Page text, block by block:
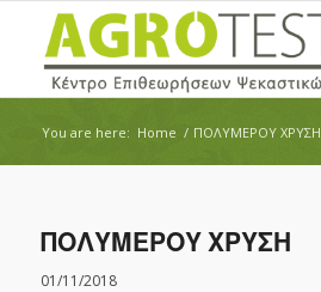
You are here: Home / ΠΟΛΥΜΕΡΟΥ ΧΡΥΣΗ
ΠΟΛΥΜΕΡΟΥ ΧΡΥΣΗ
01/11/2018